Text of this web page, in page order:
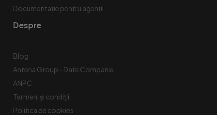
Documentație pentru agenții
Despre
Blog
Antena Group - Date Companie
ANPC
Termeni și condiții
Politica de cookies